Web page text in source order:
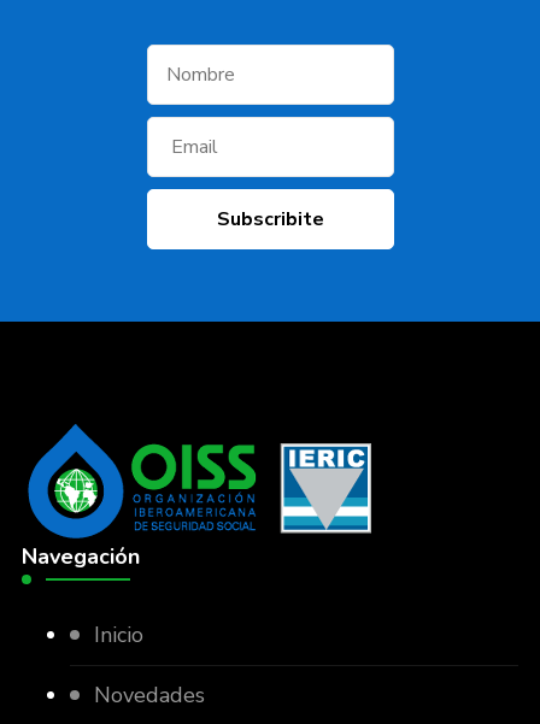
Navegación
Inicio
Novedades